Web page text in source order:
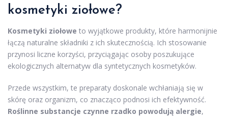
kosmetyki ziołowe?
Kosmetyki ziołowe to wyjątkowe produkty, które harmonijnie
łączą naturalne składniki z ich skutecznością. Ich stosowanie
przynosi liczne korzyści, przyciągając osoby poszukujące
ekologicznych alternatyw dla syntetycznych kosmetyków.
Przede wszystkim, te preparaty doskonale wchłaniają się w
skórę oraz organizm, co znacząco podnosi ich efektywność.
Roślinne substancje czynne rzadko powodują alergie,